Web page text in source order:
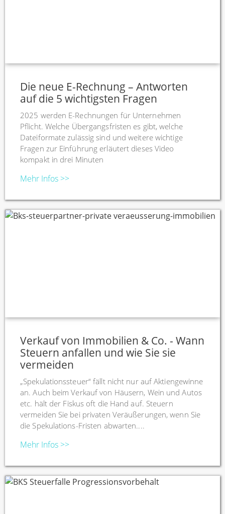
Die neue E-Rechnung – Antworten
auf die 5 wichtigsten Fragen
2025 werden E-Rechnungen für Unternehmen
Pflicht. Welche Übergangsfristen es gibt, welche
Dateiformate zulässig sind und weitere wichtige
Fragen zur Einführung erläutert dieses Video
kompakt in drei Minuten
Mehr Infos >>
Verkauf von Immobilien & Co. - Wann
Steuern anfallen und wie Sie sie
vermeiden
„Spekulationssteuer“ fällt nicht nur auf Aktiengewinne
an. Auch beim Verkauf von Häusern, Wein und Autos
etc. hält der Fiskus oft die Hand auf. Steuern
vermeiden Sie bei privaten Veräußerungen, wenn Sie
die Spekulations-Fristen abwarten....
Mehr Infos >>